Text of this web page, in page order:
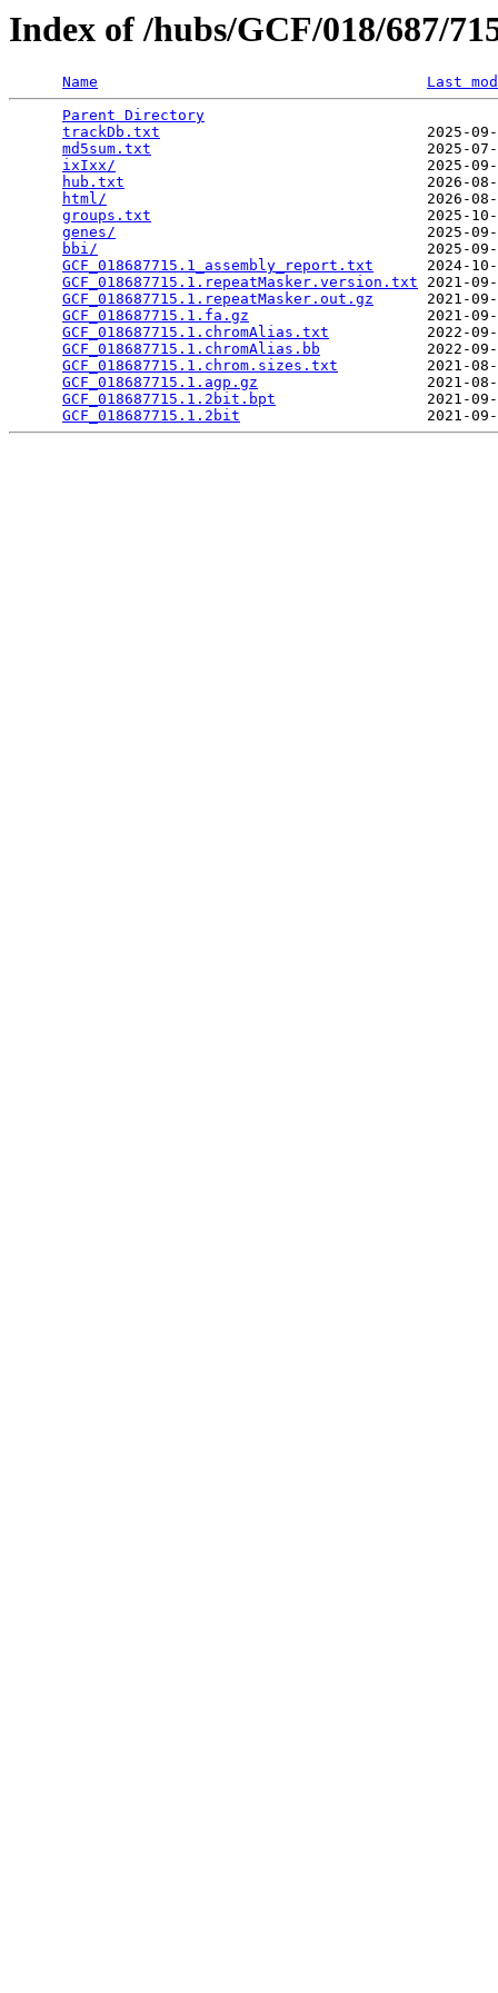
Index of /hubs/GCF/018/687/
Name
Last
Parent Directory
trackDb.txt
2025-
md5sum.txt
2025-
ixIxx/
2025-
hub.txt
2026-
html/
2026-
groups.txt
2025-
genes/
2025-
bbi/
2025-
GCF_018687715.1_assembly_report.txt
2024-
GCF_018687715.1.repeatMasker.version.txt 2021-
GCF_018687715.1.repeatMasker.out.gz
2021-
GCF_018687715.1.fa.gz
2021-
GCF_018687715.1.chromAlias.txt
2022-
GCF_018687715.1.chromAlias.bb
2022-
GCF_018687715.1.chrom.sizes.txt
2021-
GCF_018687715.1.agp.gz
2021-
GCF_018687715.1.2bit.bpt
2021-
GCF_018687715.1.2bit